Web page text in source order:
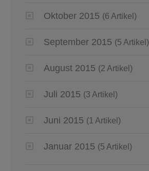
Oktober 2015 (6 Artikel)
September 2015 (5 Artikel)
August 2015 (2 Artikel)
Juli 2015 (3 Artikel)
Juni 2015 (1 Artikel)
Januar 2015 (5 Artikel)